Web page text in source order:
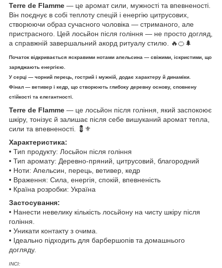
Terre de Flamme — це аромат сили, мужності та впевненості.
Він поєднує в собі теплоту спецій і енергію цитрусових,
створюючи образ сучасного чоловіка — стриманого, але
пристрасного. Цей лосьйон після гоління — не просто догляд,
а справжній завершальний акорд ритуалу стилю. 🔥🍊🌲
Початок відкривається яскравими нотами апельсина — свіжими, іскристими, що
заряджають енергією.
У серці — чорний перець, гострий і мужній, додає характеру й динаміки.
Фінал — ветивер і кедр, що створюють глибоку деревну основу, сповнену
стійкості та елегантності.
Terre de Flamme — це лосьйон після гоління, який заспокоює
шкіру, тонізує й залишає після себе вишуканий аромат тепла,
сили та впевненості. 💈⚜️
Характеристика:
• Тип продукту: Лосьйон після гоління
• Тип аромату: Деревно-пряний, цитрусовий, благородний
• Ноти: Апельсин, перець, ветивер, кедр
• Враження: Сила, енергія, спокій, впевненість
• Країна розробки: Україна
Застосування:
• Нанести невелику кількість лосьйону на чисту шкіру після
гоління.
• Уникати контакту з очима.
• Ідеально підходить для барбершопів та домашнього
догляду.
INCI: